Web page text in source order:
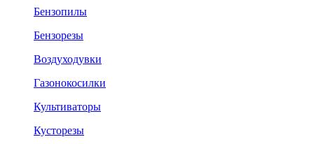
Бензопилы
Бензорезы
Воздуходувки
Газонокосилки
Культиваторы
Кусторезы